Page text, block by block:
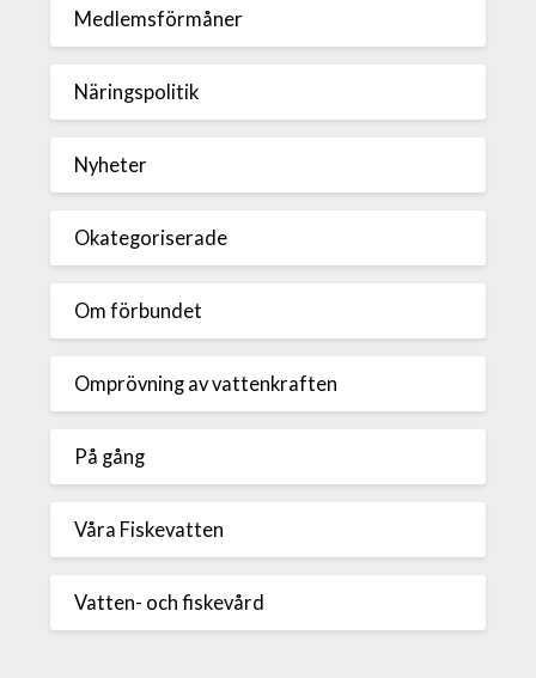
Medlemsförmåner
Näringspolitik
Nyheter
Okategoriserade
Om förbundet
Omprövning av vattenkraften
På gång
Våra Fiskevatten
Vatten- och fiskevård